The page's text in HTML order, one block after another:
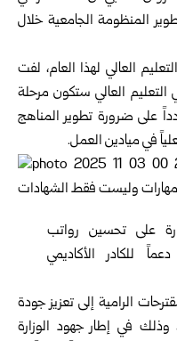
المنظومة الجامعية خلال
العالي لهذا العام، لفت
التعليم العالي ستكون مرحلة
على ضرورة تطوير المناهج
في ميادين العمل.
على تحسين رواتب
للكادر الأكاديمي
الرامية إلى تعزيز جودة
وذلك في إطار جهود الوزارة